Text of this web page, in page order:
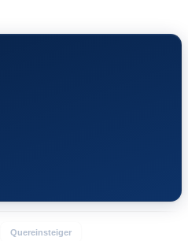
Quereinsteiger